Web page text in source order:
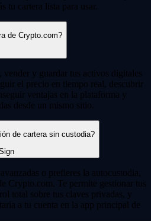
tu cartera lista para usar.
de Crypto.com?
vender y guardar tus activos digitales
el precio en tiempo real, descubrir
ventajas en la plataforma y
desde un mismo sitio.
de cartera sin custodia?
o prefieres la autocustodia,
Crypto.com. Te permite gestionar tus
total sobre tus claves privadas, y
a tu cuenta en la app principal de